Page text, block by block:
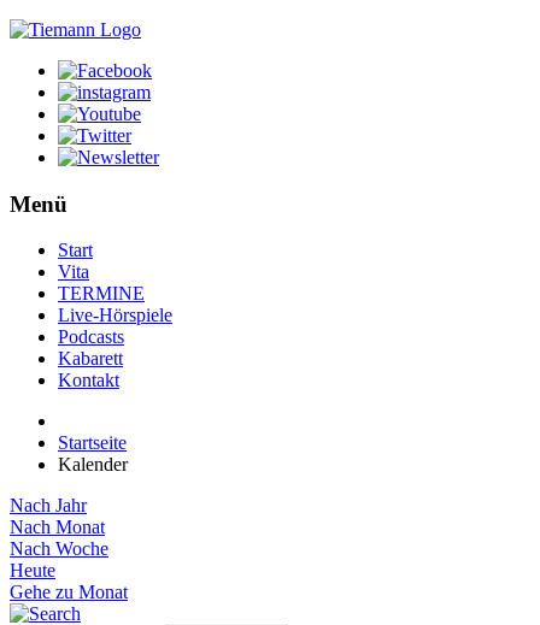
Menü
Start
Vita
TERMINE
Live-Hörspiele
Podcasts
Kabarett
Kontakt
Startseite
Kalender
Nach Jahr
Nach Monat
Nach Woche
Heute
Gehe zu Monat